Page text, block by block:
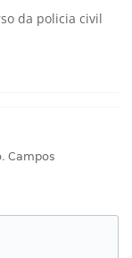
da policia civil
Campos